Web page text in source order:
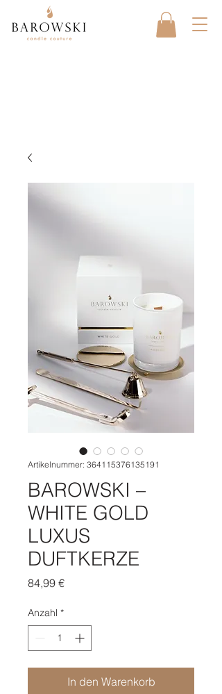
Artikelnummer: 364115376135191
BAROWSKI –
WHITE GOLD
LUXUS
DUFTKERZE
84,99 €Preis
Anzahl *
In den Warenkorb